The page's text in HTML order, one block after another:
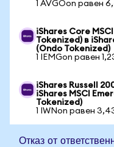
1 AVGOon равен
iShares Core
Tokenized) в
(Ondo Tokenized)
1 IEMGon равен
iShares Russell
iShares MSCI
Tokenized)
1 IWNon равен
Отказ от